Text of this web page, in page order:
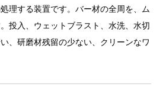
理する装置です。バー材の全周を、ム
投入、ウェットブラスト、水洗、水切
、研磨材残留の少ない、クリーンなワ